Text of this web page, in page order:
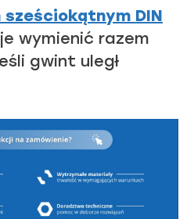
sześciokątnym DIN
wymienić razem
gwint uległ